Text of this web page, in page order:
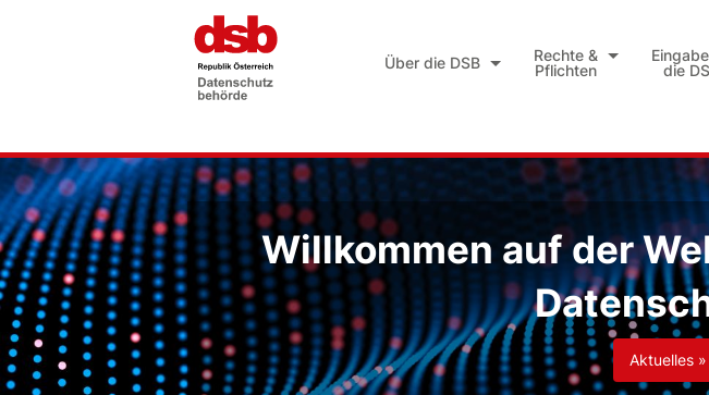
Über die DSB
Rechte &
Pflichten
die
Willkommen auf der
Aktuelles »